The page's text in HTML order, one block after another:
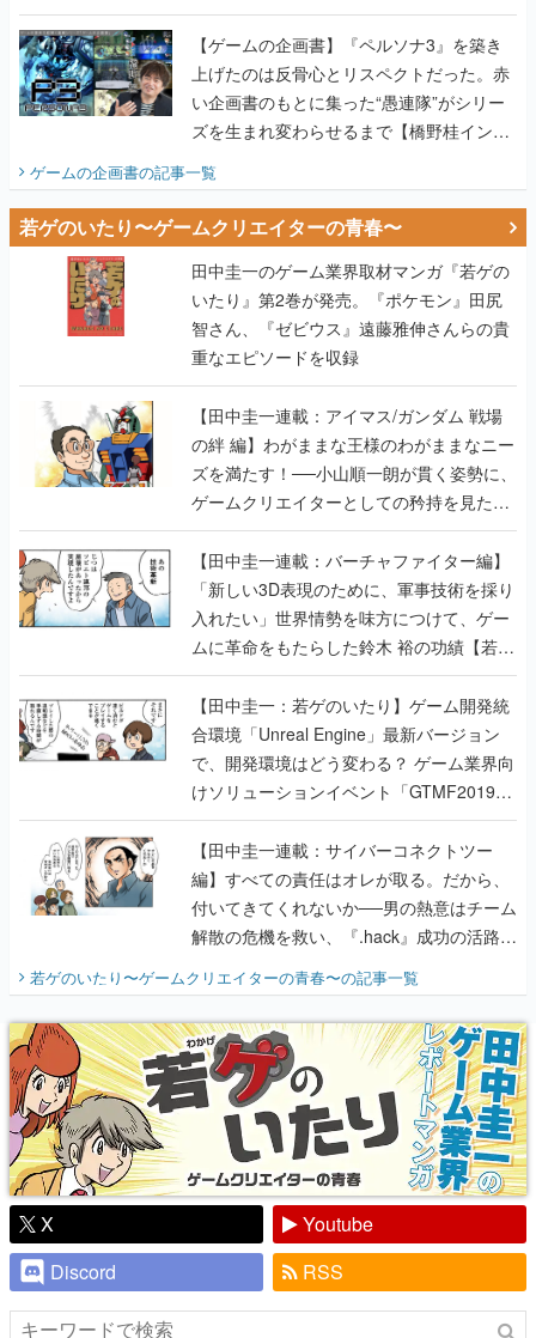
画書】
【ゲームの企画書】『ペルソナ3』を築き
上げたのは反骨心とリスペクトだった。赤
い企画書のもとに集った“愚連隊”がシリー
ズを生まれ変わらせるまで【橋野桂インタ
ゲームの企画書の記事一覧
若ゲのいたり〜ゲームクリエイターの青春〜
田中圭一のゲーム業界取材マンガ『若ゲの
いたり』第2巻が発売。『ポケモン』田尻
智さん、『ゼビウス』遠藤雅伸さんらの貴
重なエピソードを収録
【田中圭一連載：アイマス/ガンダム 戦場
の絆 編】わがままな王様のわがままなニー
ズを満たす！──小山順一朗が貫く姿勢に、
ゲームクリエイターとしての矜持を見た
【若ゲのいたり最終回】
【田中圭一連載：バーチャファイター編】
「新しい3D表現のために、軍事技術を採り
入れたい」世界情勢を味方につけて、ゲー
ムに革命をもたらした鈴木 裕の功績【若ゲ
のいたり】
【田中圭一：若ゲのいたり】ゲーム開発統
合環境「Unreal Engine」最新バージョン
で、開発環境はどう変わる？ ゲーム業界向
けソリューションイベント「GTMF2019」
に行って、より理解を深めよう【PR】
【田中圭一連載：サイバーコネクトツー
編】すべての責任はオレが取る。だから、
付いてきてくれないか──男の熱意はチーム
解散の危機を救い、『.hack』成功の活路を
『少年ジャンプ』色だった【若ゲのいた
り】
若ゲのいたり〜ゲームクリエイターの青春〜の記事一覧
X
Youtube
Discord
RSS